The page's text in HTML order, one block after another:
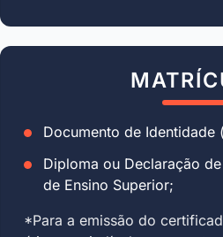
Documento de Identidade
Diploma ou Declaração
de Ensino Superior;
*Para a emissão do